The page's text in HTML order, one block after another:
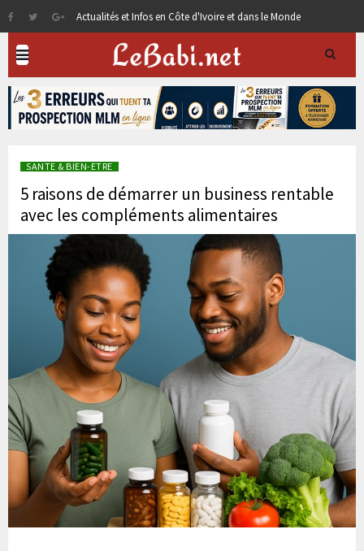
Actualités et Infos en Côte d'Ivoire et dans le Monde
SANTE & BIEN-ETRE
5 raisons de démarrer un business rentable
avec les compléments alimentaires